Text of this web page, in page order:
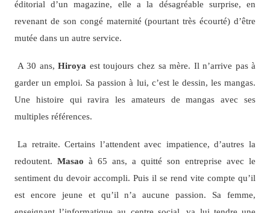
éditorial d’un magazine, elle a la désagréable surprise, en
revenant de son congé maternité (pourtant très écourté) d’être
mutée dans un autre service.
A 30 ans,Hiroya est toujours chez sa mère. Il n’arrive pas à
garder un emploi. Sa passion à lui, c’est le dessin, les mangas.
Une histoire qui ravira les amateurs de mangas avec ses
multiples références.
La retraite. Certains l’attendent avec impatience, d’autres la
redoutent. Masao à 65 ans, a quitté son entreprise avec le
sentiment du devoir accompli. Puis il se rend vite compte qu’il
est encore jeune et qu’il n’a aucune passion. Sa femme,